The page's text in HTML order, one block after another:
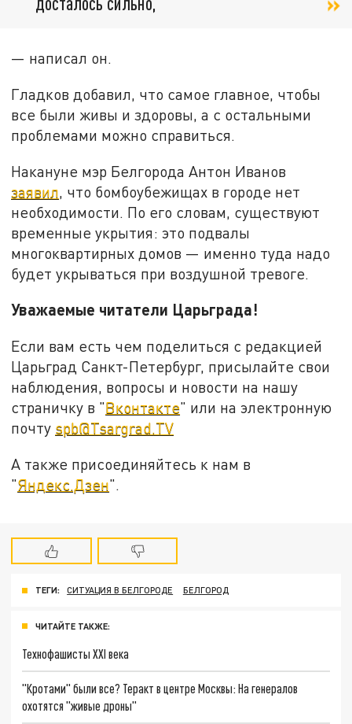
— написал он.
Гладков добавил, что самое главное, чтобы
все были живы и здоровы, а с остальными
проблемами можно справиться.
Накануне мэр Белгорода Антон Иванов
заявил, что бомбоубежищах в городе нет
необходимости. По его словам, существуют
временные укрытия: это подвалы
многоквартирных домов — именно туда надо
будет укрываться при воздушной тревоге.
Уважаемые читатели Царьграда!
Если вам есть чем поделиться с редакцией
Царьград Санкт-Петербург, присылайте свои
наблюдения, вопросы и новости на нашу
страничку в "Вконтакте" или на электронную
почту spb@Tsargrad.TV
А также присоединяйтесь к нам в
"Яндекс.Дзен".
ТЕГИ: СИТУАЦИЯ В БЕЛГОРОДЕ БЕЛГОРОД
ЧИТАЙТЕ ТАКЖЕ:
Технофашисты XXI века
"Кротами" были все? Теракт в центре Москвы: На генералов
охотятся "живые дроны"